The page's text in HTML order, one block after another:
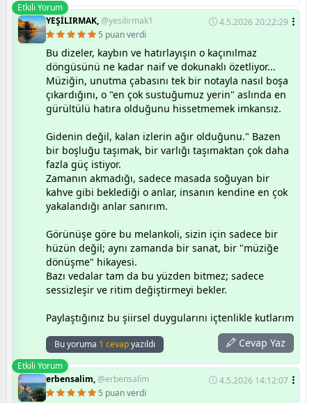
Etkili Yorum
YEŞİLIRMAK,@yesilirmak1
4.5.2026 20:22:29
5 puan verdi
Bu dizeler, kaybın ve hatırlayışın o kaçınılmaz
döngüsünü ne kadar naif ve dokunaklı özetliyor...
Müziğin, unutma çabasını tek bir notayla nasıl boşa
çıkardığını, o "en çok sustuğumuz yerin" aslında en
gürültülü hatıra olduğunu hissetmemek imkansız.
Gidenin değil, kalan izlerin ağır olduğunu." Bazen
bir boşluğu taşımak, bir varlığı taşımaktan çok daha
fazla güç istiyor.
Zamanın akmadığı, sadece masada soğuyan bir
kahve gibi beklediği o anlar, insanın kendine en çok
yakalandığı anlar sanırım.
​Görünüşe göre bu melankoli, sizin için sadece bir
hüzün değil; aynı zamanda bir sanat, bir "müziğe
dönüşme" hikayesi.
Bazı vedalar tam da bu yüzden bitmez; sadece
sessizleşir ve ritim değiştirmeyi bekler.
​Paylaştığınız bu şiirsel duygularını içtenlikle kutlarım
Bu yoruma 1 cevapyazıldı Cevap Yaz
Etkili Yorum
erbensalim,@erbensalim
4.5.2026 14:12:07
5 puan verdi